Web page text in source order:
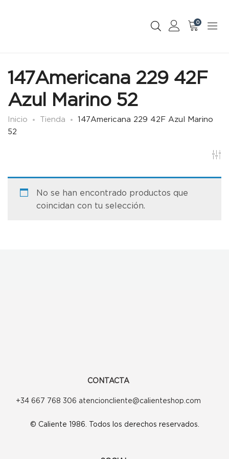
0
147Americana 229 42F
Azul Marino 52
Inicio Tienda
147Americana 229 42F Azul Marino
52
No se han encontrado productos que
coincidan con tu selección.
CONTACTA
+34 667 768 306 atencioncliente@calienteshop.com
© Caliente 1986. Todos los derechos reservados.